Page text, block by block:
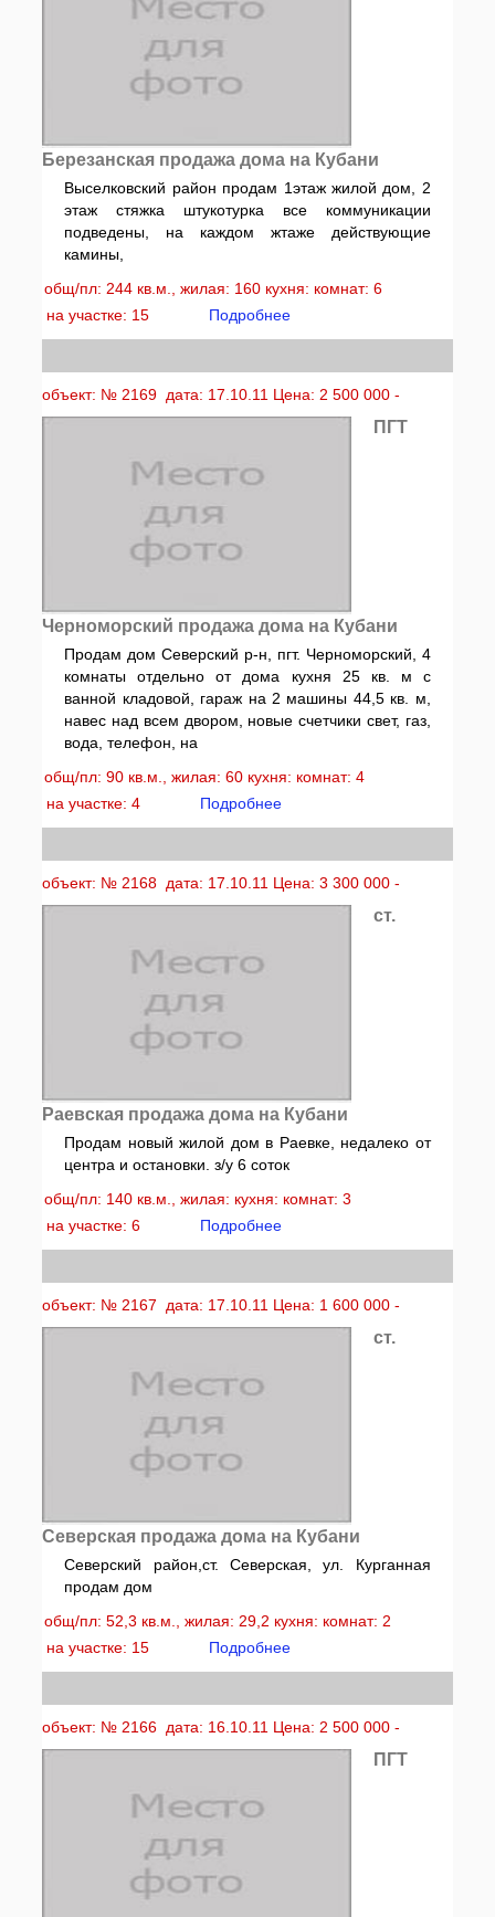
Березанская продажа дома на Кубани
Выселковский район продам 1этаж жилой дом, 2
этаж стяжка штукотурка все коммуникации
подведены, на каждом жтаже действующие
камины,
общ/пл: 244 кв.м., жилая: 160 кухня: комнат: 6
на участке: 15
Подробнее
объект: № 2169 дата: 17.10.11 Цена: 2 500 000 -
ПГТ
Черноморский продажа дома на Кубани
Продам дом Северский р-н, пгт. Черноморский, 4
комнаты отдельно от дома кухня 25 кв. м с
ванной кладовой, гараж на 2 машины 44,5 кв. м,
навес над всем двором, новые счетчики свет, газ,
вода, телефон, на
общ/пл: 90 кв.м., жилая: 60 кухня: комнат: 4
на участке: 4
Подробнее
объект: № 2168 дата: 17.10.11 Цена: 3 300 000 -
ст.
Раевская продажа дома на Кубани
Продам новый жилой дом в Раевке, недалеко от
центра и остановки. з/у 6 соток
общ/пл: 140 кв.м., жилая: кухня: комнат: 3
на участке: 6
Подробнее
объект: № 2167 дата: 17.10.11 Цена: 1 600 000 -
ст.
Северская продажа дома на Кубани
Северский район,ст. Северская, ул. Курганная
продам дом
общ/пл: 52,3 кв.м., жилая: 29,2 кухня: комнат: 2
на участке: 15
Подробнее
объект: № 2166 дата: 16.10.11 Цена: 2 500 000 -
ПГТ